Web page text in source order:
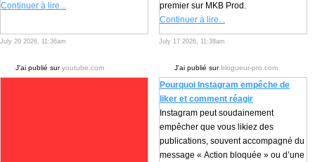
Continuer à lire...
July 20 2026, 11:36am
premier sur MKB Prod.
Continuer à lire...
July 17 2026, 11:38am
J'ai publié suryoutube.com J'ai publié surblogueur-pro.com
Pourquoi Instagram empêche de
liker et comment réagir
Instagram peut soudainement
empêcher que vous likiez des
publications, souvent accompagné du
message « Action bloquée » ou d’une